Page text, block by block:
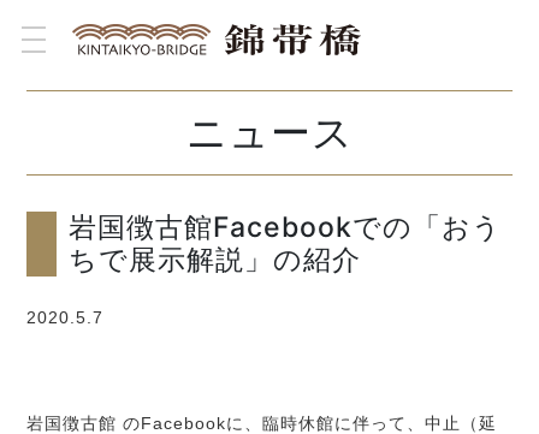
toggle navigation
ニュース
岩国徴古館Facebookでの「おう
ちで展示解説」の紹介
2020.5.7
岩国徴古館 のFacebookに、臨時休館に伴って、中止（延